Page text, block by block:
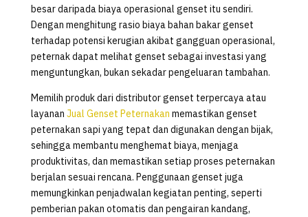
besar daripada biaya operasional genset itu sendiri.
Dengan menghitung rasio biaya bahan bakar genset
terhadap potensi kerugian akibat gangguan operasional,
peternak dapat melihat genset sebagai investasi yang
menguntungkan, bukan sekadar pengeluaran tambahan.
Memilih produk dari distributor genset terpercaya atau
layanan Jual Genset Peternakan memastikan genset
peternakan sapi yang tepat dan digunakan dengan bijak,
sehingga membantu menghemat biaya, menjaga
produktivitas, dan memastikan setiap proses peternakan
berjalan sesuai rencana. Penggunaan genset juga
memungkinkan penjadwalan kegiatan penting, seperti
pemberian pakan otomatis dan pengairan kandang,